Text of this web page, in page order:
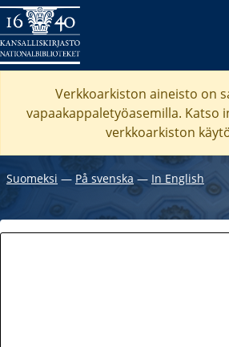
Verkkoarkiston aineisto on
vapaakappaletyöasemilla. Katso
verkkoarkiston
Suomeksi ― På svenska ― In English